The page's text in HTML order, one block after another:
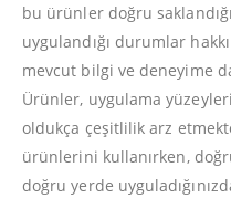
bu ürünler doğru
uygulandığı durumlar
mevcut bilgi ve deneyime
Ürünler, uygulama
oldukça çeşitlilik arz
ürünlerini kullanırken,
doğru yerde